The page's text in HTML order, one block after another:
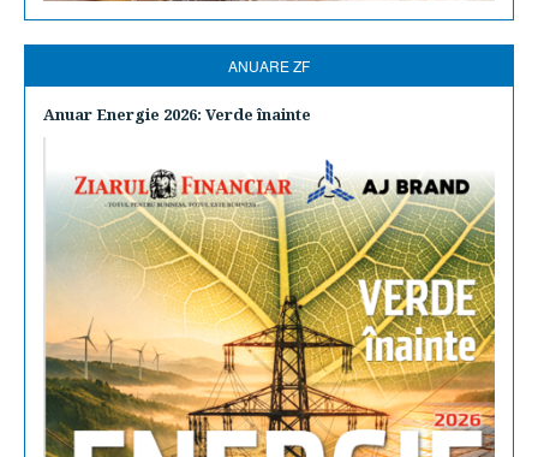
ANUARE ZF
Anuar Energie 2026: Verde înainte